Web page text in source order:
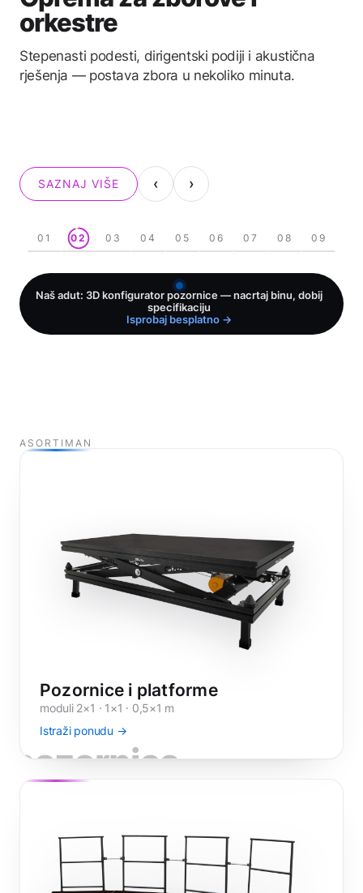
Oprema za evente
Plesni podiji, modne piste, barijere za publiku i
govornice — sve što manifestacija treba uz samu
SAZNAJ VIŠE ‹ ›
01 02 03 04 05 06 07 08 09
Naš adut: 3D konfigurator pozornice — nacrtaj binu, dobij
specifikaciju
Isprobaj besplatno →
ASORTIMAN
pozornice
Pozornice i platforme
moduli 2×1 · 1×1 · 0,5×1 m
Istraži ponudu →